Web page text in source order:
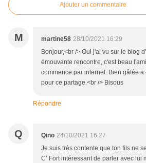
Ajouter un commentaire
M martine58 28/10/2021 16:29
Bonjour,<br /> Oui j'ai vu sur le blog
émouvante rencontre, c'est beau
commence par internet. Bien gâtée a
pour ce partage.<br /> Bisous
Répondre
Q Qino 24/10/2021 16:27
Je suis très contente que ton fils ne
C’ Fort intéressant de parler avec lui